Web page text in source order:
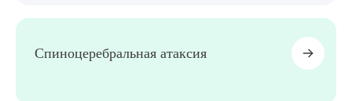
Спиноцеребральная атаксия